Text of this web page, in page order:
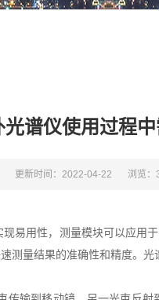
谱仪使用过程
更新时间：2022-04-22 浏览：
易用性，测量模块可以应用
量结果的准确性和精度。